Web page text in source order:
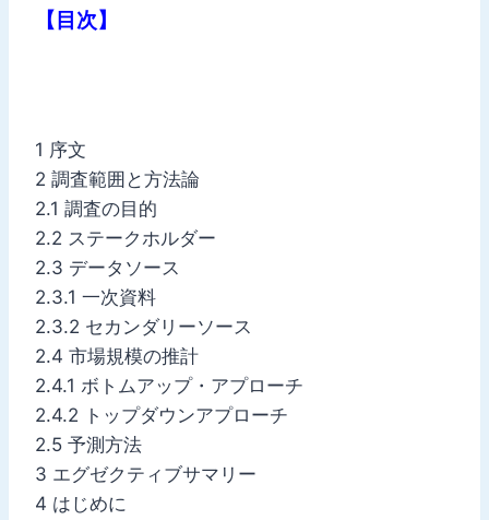
【目次】
1 序文
2 調査範囲と方法論
2.1 調査の目的
2.2 ステークホルダー
2.3 データソース
2.3.1 一次資料
2.3.2 セカンダリーソース
2.4 市場規模の推計
2.4.1 ボトムアップ・アプローチ
2.4.2 トップダウンアプローチ
2.5 予測方法
3 エグゼクティブサマリー
4 はじめに